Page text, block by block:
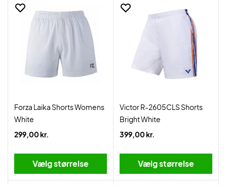
Forza Laika Shorts Womens
White
299,00 kr.
Vælg størrelse
Victor R-2605CLS Shorts
Bright White
399,00 kr.
Vælg størrelse